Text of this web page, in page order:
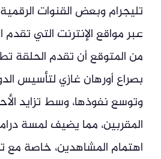
تليجرام وبعض القنوات
عبر مواقع الإنترنت التي
من المتوقع أن تقدم الحلقة
بصراع أورهان غازي لتأسيس
وتوسع نفوذها، وسط تزايد
المقربين، مما يضيف لمسة
اهتمام المشاهدين، خاصة مع